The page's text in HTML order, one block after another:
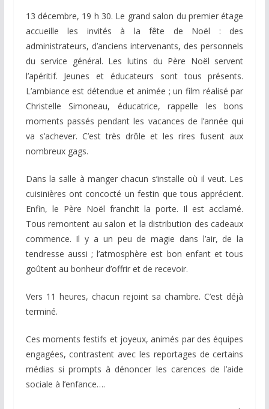
13 décembre, 19 h 30. Le grand salon du premier étage
accueille les invités à la fête de Noël : des
administrateurs, d’anciens intervenants, des personnels
du service général. Les lutins du Père Noël servent
l’apéritif. Jeunes et éducateurs sont tous présents.
L’ambiance est détendue et animée ; un film réalisé par
Christelle Simoneau, éducatrice, rappelle les bons
moments passés pendant les vacances de l’année qui
va s’achever. C’est très drôle et les rires fusent aux
nombreux gags.
Dans la salle à manger chacun s’installe où il veut. Les
cuisinières ont concocté un festin que tous apprécient.
Enfin, le Père Noël franchit la porte. Il est acclamé.
Tous remontent au salon et la distribution des cadeaux
commence. Il y a un peu de magie dans l’air, de la
tendresse aussi ; l’atmosphère est bon enfant et tous
goûtent au bonheur d’offrir et de recevoir.
Vers 11 heures, chacun rejoint sa chambre. C’est déjà
terminé.
Ces moments festifs et joyeux, animés par des équipes
engagées, contrastent avec les reportages de certains
médias si prompts à dénoncer les carences de l’aide
sociale à l’enfance….